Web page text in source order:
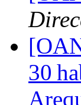
30